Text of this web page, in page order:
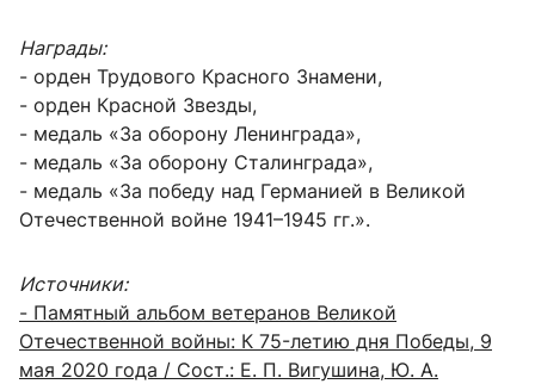
Награды:
- орден Трудового Красного Знамени,
- орден Красной Звезды,
- медаль «За оборону Ленинграда»,
- медаль «За оборону Сталинграда»,
- медаль «За победу над Германией в Великой
Отечественной войне 1941–1945 гг.».
Источники:
- Памятный альбом ветеранов Великой
Отечественной войны: К 75-летию дня Победы, 9
мая 2020 года / Сост.: Е. П. Вигушина, Ю. А.